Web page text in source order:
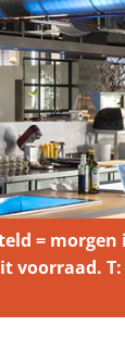
= morgen
voorraad. T: